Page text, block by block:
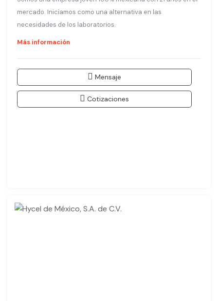
mercado. Iniciamos como una alternativa en las
necesidades de los laboratorios.
Más información
Mensaje
Cotizaciones